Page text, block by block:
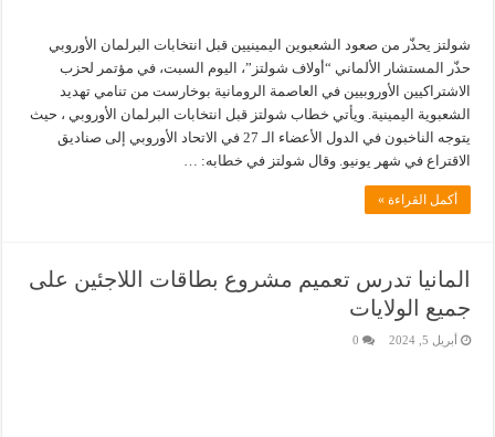
شولتز يحذّر من صعود الشعبوين اليمينيين قبل انتخابات البرلمان الأوروبي
حذّر المستشار الألماني “أولاف شولتز”، اليوم السبت، في مؤتمر لحزب
الاشتراكيين الأوروبيين في العاصمة الرومانية بوخارست من تنامي تهديد
الشعبوية اليمينية. ويأتي خطاب شولتز قبل انتخابات البرلمان الأوروبي ، حيث
يتوجه الناخبون في الدول الأعضاء الـ 27 في الاتحاد الأوروبي إلى صناديق
الاقتراع في شهر يونيو. وقال شولتز في خطابه: …
أكمل القراءة »
المانيا تدرس تعميم مشروع بطاقات اللاجئين على
جميع الولايات
أبريل 5, 2024 0